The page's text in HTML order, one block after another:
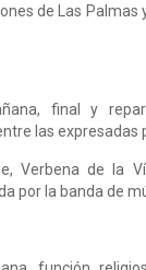
de Las Palmas
final y
las expresadas
Verbena de la
por la banda de